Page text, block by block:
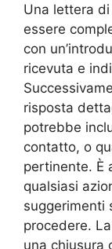
Una lettera
essere
con
ricevuta e
risposta
potrebbe
contatto, o
pertinente. È
qualsiasi
suggerimenti
procedere.
una chiusura